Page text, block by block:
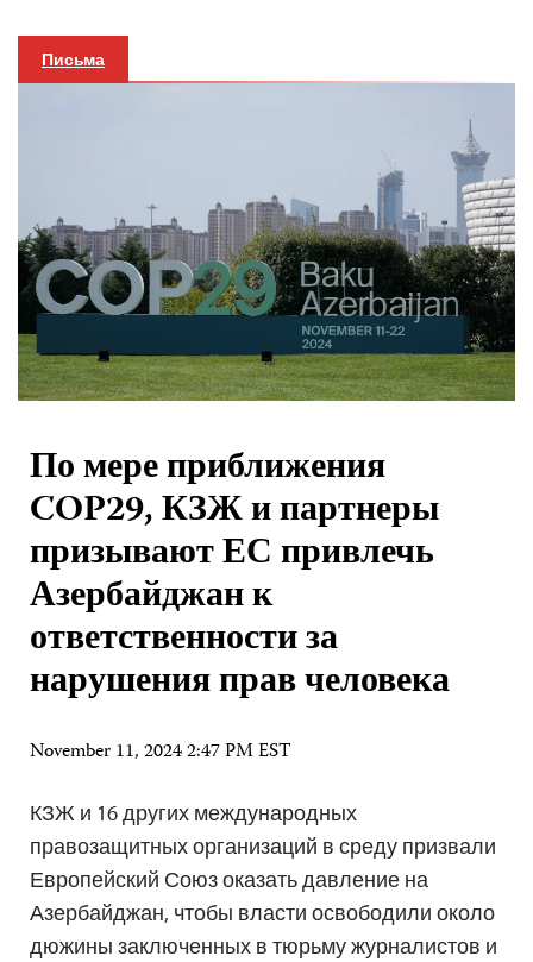
Письма
По мере приближения
COP29, КЗЖ и партнеры
призывают ЕС привлечь
Азербайджан к
ответственности за
нарушения прав человека
November 11, 2024 2:47 PM EST
КЗЖ и 16 других международных
правозащитных организаций в среду призвали
Европейский Союз оказать давление на
Азербайджан, чтобы власти освободили около
дюжины заключенных в тюрьму журналистов и